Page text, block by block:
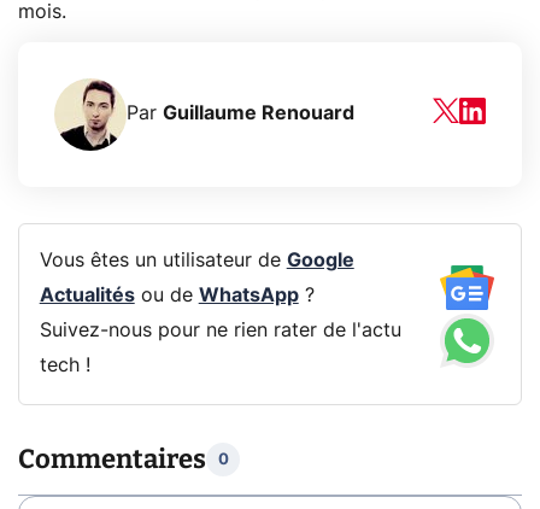
mois.
Par Guillaume Renouard
Vous êtes un utilisateur de Google
Actualitésou de WhatsApp?
Suivez-nous pour ne rien rater de l'actu
tech !
Commentaires 0